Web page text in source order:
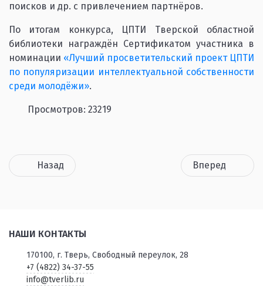
поисков и др. с привлечением партнёров.
По итогам конкурса, ЦПТИ Тверской областной
библиотеки награждён Сертификатом участника в
номинации «Лучший просветительский проект ЦПТИ
по популяризации интеллектуальной собственности
среди молодёжи».
Просмотров: 23219
Назад Вперед
НАШИ КОНТАКТЫ
170100, г. Тверь, Свободный переулок, 28
+7 (4822) 34-37-55
info@tverlib.ru